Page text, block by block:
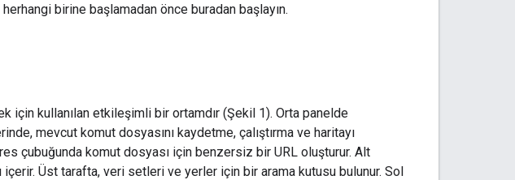
herhangi birine başlamadan önce buradan başlayın.
için kullanılan etkileşimli bir ortamdır (Şekil 1). Orta panelde
mevcut komut dosyasını kaydetme, çalıştırma ve haritayı
çubuğunda komut dosyası için benzersiz bir URL oluşturur. Alt
içerir. Üst tarafta, veri setleri ve yerler için bir arama kutusu bulunur. Sol